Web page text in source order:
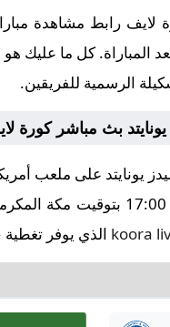
لايف رابط مشاهدة
المباراة. كل ما عليك
الرسمية للفريقين.
يونايتد بث مباشر كورة
koora الذي يوفر